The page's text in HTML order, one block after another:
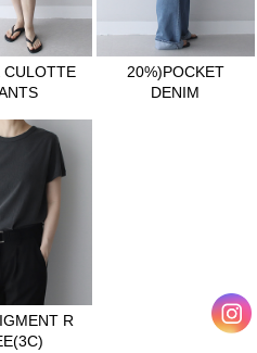
CULOTTE
20%)POCKET
DENIM
R